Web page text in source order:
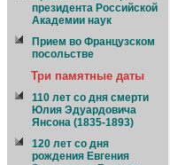
президента Российской
Академии наук
Прием во Французском
посольстве
Три памятные даты
110 лет со дня смерти
Юлия Эдуардовича
Янсона (1835-1893)
120 лет со дня
рождения Евгения